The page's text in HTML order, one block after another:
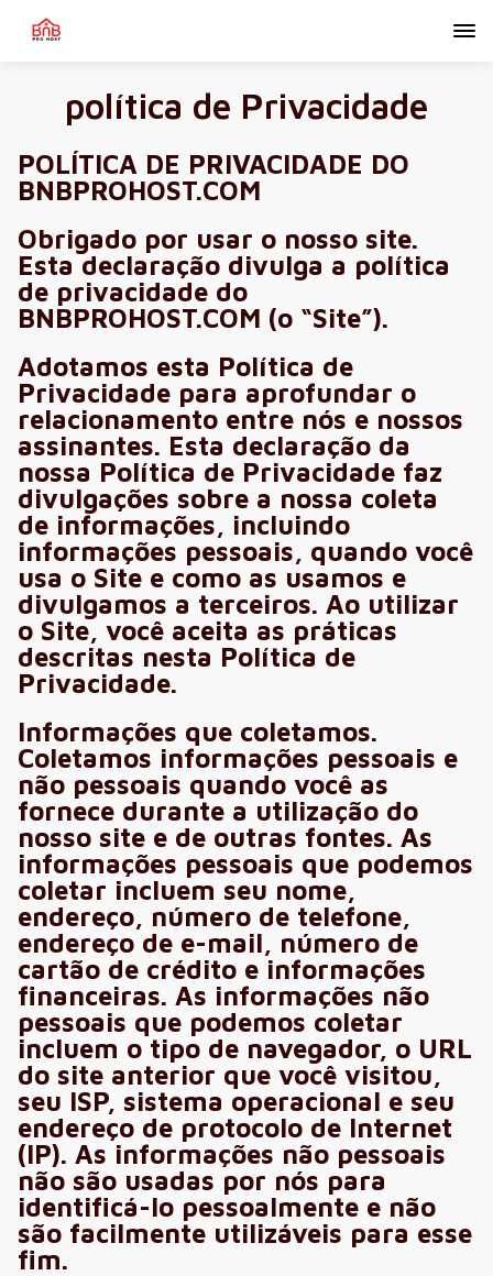
política de Privacidade
POLÍTICA DE PRIVACIDADE DO
BNBPROHOST.COM
Obrigado por usar o nosso site.
Esta declaração divulga a política
de privacidade do
BNBPROHOST.COM (o “Site”).
Adotamos esta Política de
Privacidade para aprofundar o
relacionamento entre nós e nossos
assinantes. Esta declaração da
nossa Política de Privacidade faz
divulgações sobre a nossa coleta
de informações, incluindo
informações pessoais, quando você
usa o Site e como as usamos e
divulgamos a terceiros. Ao utilizar
o Site, você aceita as práticas
descritas nesta Política de
Privacidade.
Informações que coletamos.
Coletamos informações pessoais e
não pessoais quando você as
fornece durante a utilização do
nosso site e de outras fontes. As
informações pessoais que podemos
coletar incluem seu nome,
endereço, número de telefone,
endereço de e-mail, número de
cartão de crédito e informações
financeiras. As informações não
pessoais que podemos coletar
incluem o tipo de navegador, o URL
do site anterior que você visitou,
seu ISP, sistema operacional e seu
endereço de protocolo de Internet
(IP). As informações não pessoais
não são usadas por nós para
identificá-lo pessoalmente e não
são facilmente utilizáveis para esse
fim.